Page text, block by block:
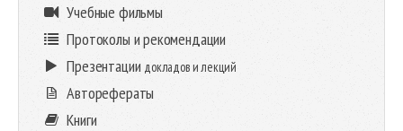
Учебные фильмы
Протоколы и рекомендации
Презентации докладов и лекций
Авторефераты
Книги